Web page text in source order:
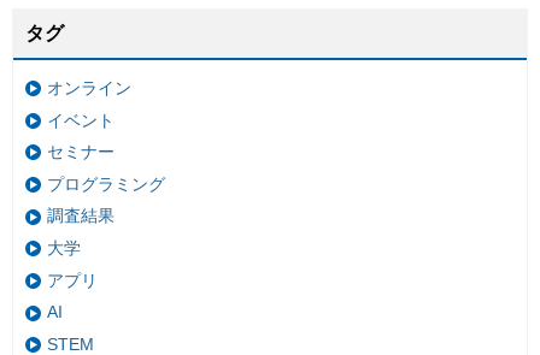
タグ
オンライン
イベント
セミナー
プログラミング
調査結果
大学
アプリ
AI
STEM